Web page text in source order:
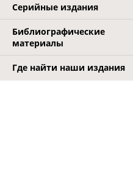
Серийные издания
Библиографические
материалы
Где найти наши издания